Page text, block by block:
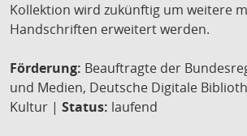
Kollektion wird zukünftig um weitere
Handschriften erweitert werden.
Förderung: Beauftragte der
und Medien, Deutsche Digitale
Kultur | Status: laufend